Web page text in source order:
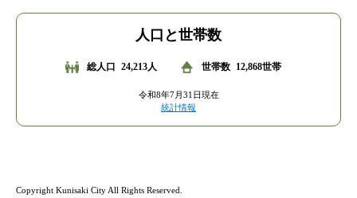
人口と世帯数
総人口 24,213人 世帯数 12,868世帯
令和8年7月31日現在
統計情報
Copyright Kunisaki City All Rights Reserved.